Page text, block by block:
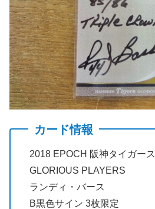
カード情報
2018 EPOCH 阪神タイガース
GLORIOUS PLAYERS
ランディ・バース
B黒色サイン 3枚限定